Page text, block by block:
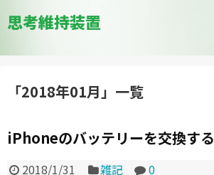
思考維持装置
「2018年01月」 一覧
iPhoneのバッテリーを交換する
2018/1/31 雑記
0